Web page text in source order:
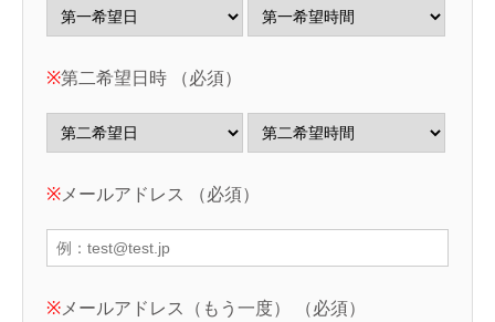
※第二希望日時 （必須）
※メールアドレス （必須）
※メールアドレス（もう一度） （必須）